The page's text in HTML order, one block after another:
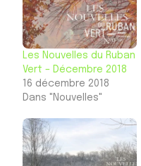
Les Nouvelles du Ruban
Vert – Décembre 2018
16 décembre 2018
Dans "Nouvelles"